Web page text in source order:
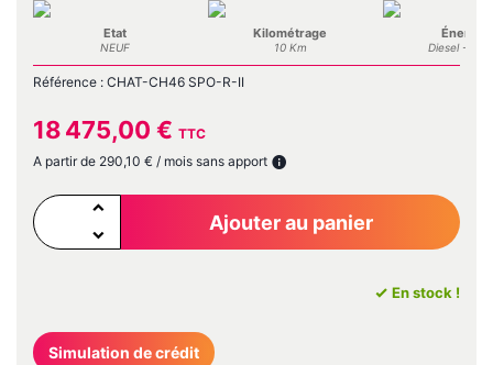
Etat
NEUF
Kilométrage
10 Km
Énergie
Diesel -
Référence : CHAT-CH46 SPO-R-II
18 475,00 € TTC
A partir de 290,10 € / mois sans apport
Ajouter au panier
En stock !
Simulation de crédit